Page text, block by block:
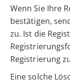
Wenn Sie Ihre
bestätigen,
zu. Ist die
Registrierung
Eine solche